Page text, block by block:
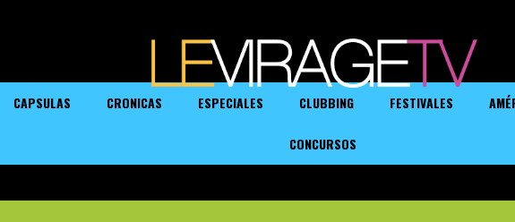
CAPSULAS CRONICAS ESPECIALES CLUBBING FESTIVALES
CONCURSOS